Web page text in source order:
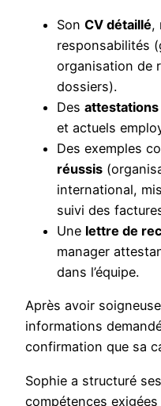
Son CV détaillé,
responsabilités
organisation de
dossiers).
Des
et actuels
Des exemples
réussis
international,
suivi des
Une lettre de
manager
dans l’équipe.
Après avoir
informations
confirmation que sa
Sophie a structuré
compétences